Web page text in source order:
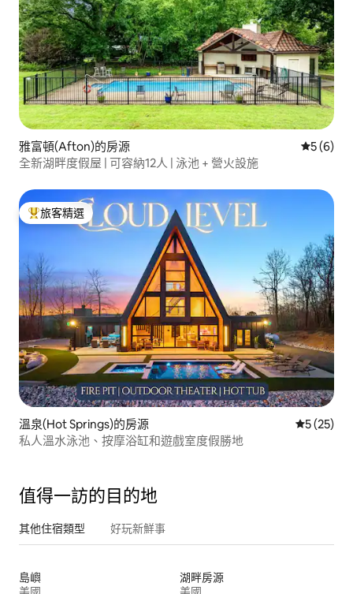
雅富頓(Afton)的房源 從 6 則評
5 (6)
全新湖畔度假屋 | 可容納12人 | 泳池 + 營火設施
旅客精選榜首
旅客精選
溫泉(Hot Springs)的房源 從 25 則評
5 (25)
私人溫水泳池、按摩浴缸和遊戲室度假勝地
值得一訪的目的地
其他住宿類型 好玩新鮮事
島嶼
湖畔房源